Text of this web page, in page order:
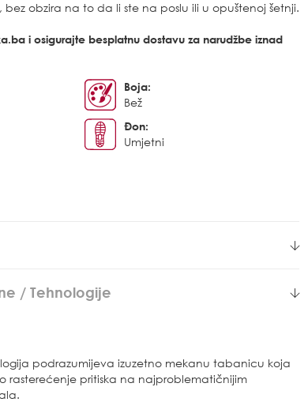
bez obzira na to da li ste na poslu ili u opuštenoj šetnji.
i osigurajte besplatnu dostavu za narudžbe iznad
Boja:
Bež
Đon:
Umjetni
/ Tehnologije
podrazumijeva izuzetno mekanu tabanicu koja
rasterećenje pritiska na najproblematičnijim